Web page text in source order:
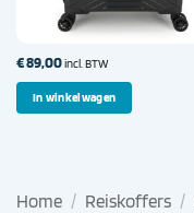
€89,00incl. BTW
In winkelwagen
Home / Reiskoffers /